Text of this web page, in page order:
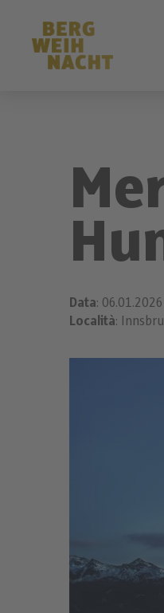
Data: 06.01.2026
Località: